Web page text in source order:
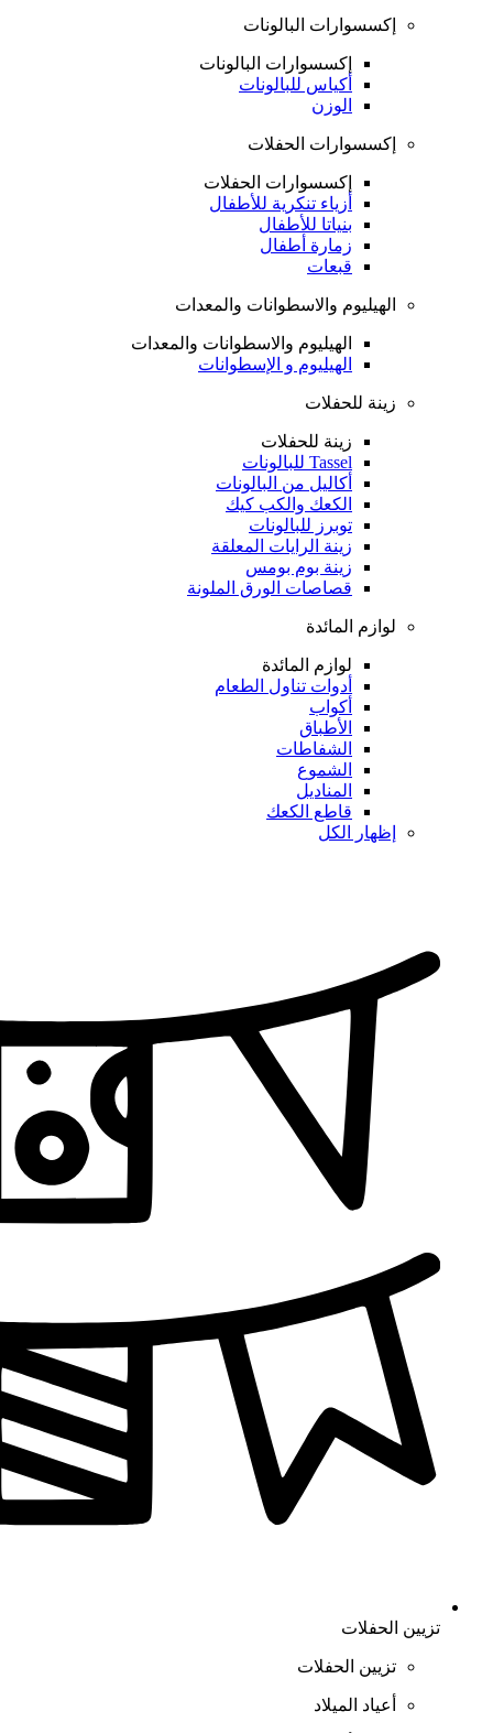
إكسسوارات البالونات
إكسسوارات البالونات
أكياس للبالونات
الوزن
إكسسوارات الحفلات
إكسسوارات الحفلات
أزياء تنكرية للأطفال
بنياتا للأطفال
زمارة أطفال
قبعات
الهيليوم والاسطوانات والمعدات
الهيليوم والاسطوانات والمعدات
الهيليوم و الإسطوانات
زينة للحفلات
زينة للحفلات
Tassel للبالونات
أكاليل من البالونات
الكعك والكب كيك
توبرز للبالونات
زينة الرايات المعلقة
زينة بوم بومس
قصاصات الورق الملونة
لوازم المائدة
لوازم المائدة
أدوات تناول الطعام
أكواب
الأطباق
الشفاطات
الشموع
المناديل
قاطع الكعك
إظهار الكل
تزيين الحفلات
تزيين الحفلات
أعياد الميلاد